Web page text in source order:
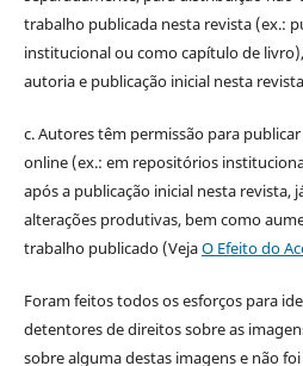
trabalho publicada nesta revista (ex.:
institucional ou como capítulo de
autoria e publicação inicial nesta
c. Autores têm permissão para
online (ex.: em repositórios
após a publicação inicial nesta revista,
alterações produtivas, bem como
trabalho publicado (VejaO Efeito do
Foram feitos todos os esforços para
detentores de direitos sobre as
sobre alguma destas imagens e não